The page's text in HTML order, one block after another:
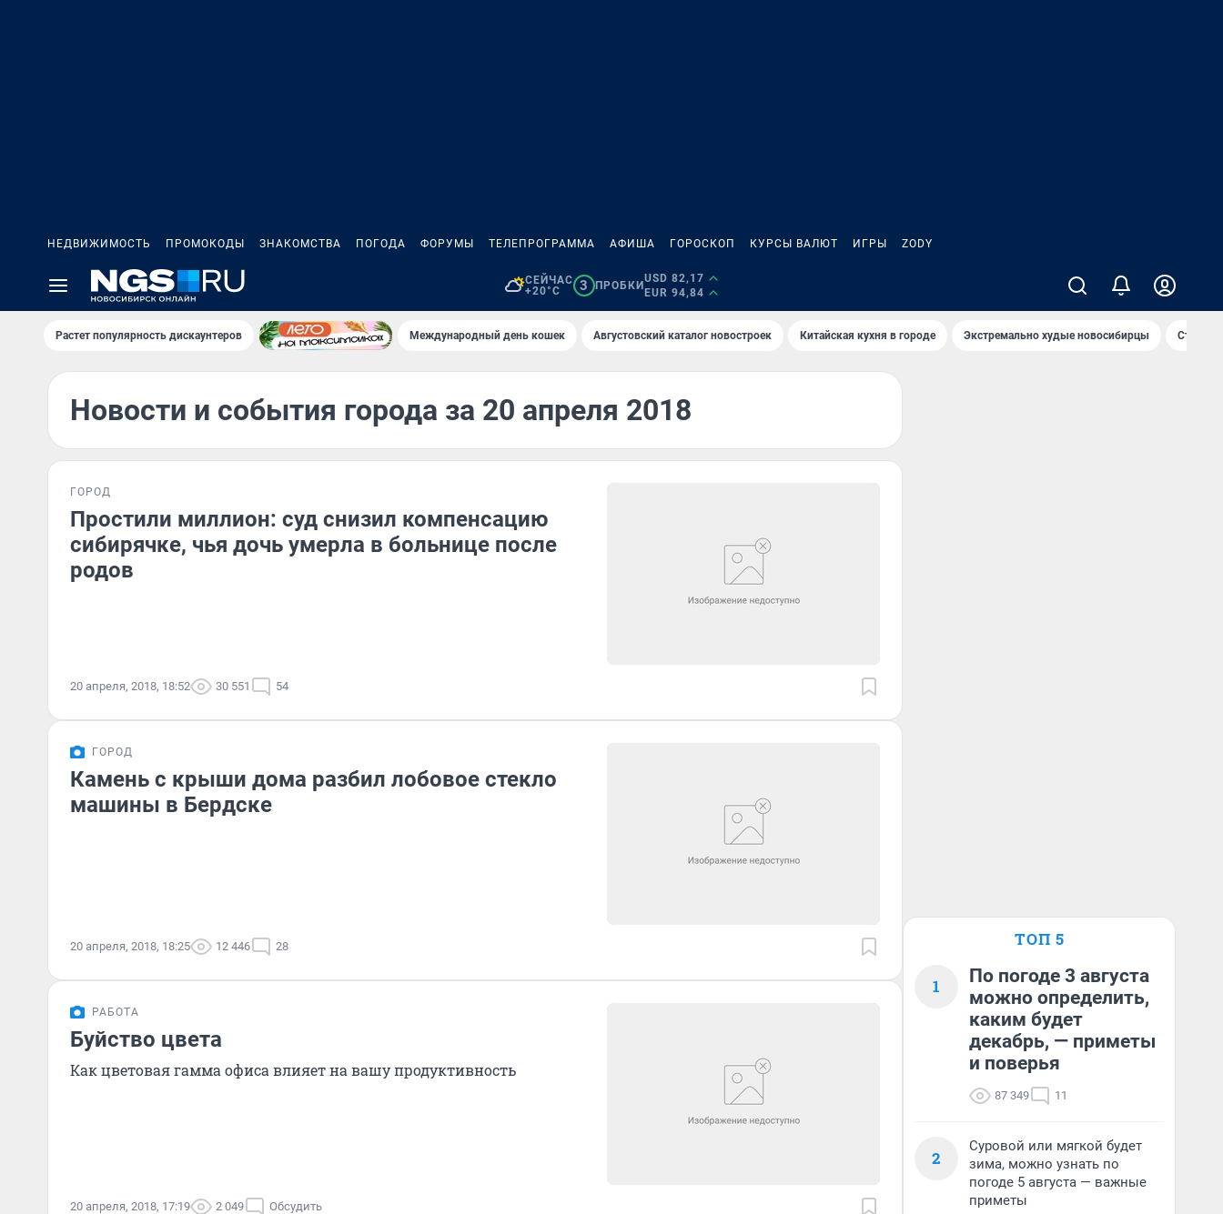
НЕДВИЖИМОСТЬ ПРОМОКОДЫ ЗНАКОМСТВА ПОГОДА ФОРУМЫ ТЕЛЕПРОГРАММА АФИША ГОРОСКОП КУРСЫ ВАЛЮТ ИГРЫ ZODY
СЕЙЧАС
+20°C
3 ПРОБКИ
USD 82,17
EUR 94,84
Растет популярность дискаунтеров Международный день кошек Августовский каталог новостроек Китайская кухня в городе Экстремально худые новосибирцы Старт
Новости и события города за 20 апреля 2018
ГОРОД
Простили миллион: суд снизил компенсацию
сибирячке, чья дочь умерла в больнице после
родов
20 апреля, 2018, 18:52 30 551 54
ГОРОД
Камень с крыши дома разбил лобовое стекло
машины в Бердске
20 апреля, 2018, 18:25 12 446 28
РАБОТА
Буйство цвета
Как цветовая гамма офиса влияет на вашу продуктивность
20 апреля, 2018, 17:19 2 049 Обсудить
ТОП 5
1
По погоде 3 августа
можно определить,
каким будет
декабрь, — приметы
и поверья
87 349 11
2
Суровой или мягкой будет
зима, можно узнать по
погоде 5 августа — важные
приметы